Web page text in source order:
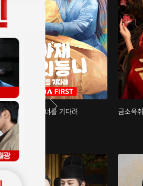
아재저리등니 : 너를 기다려 금소옥취